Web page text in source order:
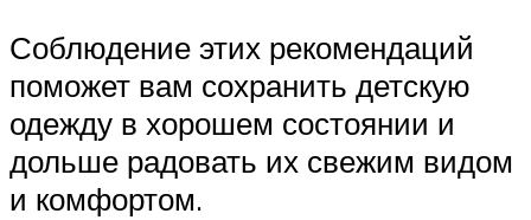
Соблюдение этих рекомендаций
поможет вам сохранить детскую
одежду в хорошем состоянии и
дольше радовать их свежим видом
и комфортом.